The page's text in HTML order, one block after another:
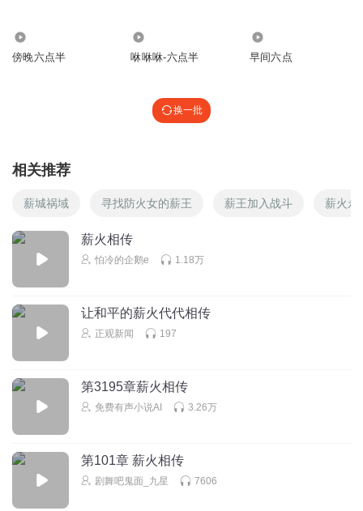
傍晚六点半 咻咻咻-六点半 早间六点
换一批
相关推荐
薪城祸域 寻找防火女的薪王 薪王加入战斗 薪火永
薪火相传
怕冷的企鹅e 1.18万
让和平的薪火代代相传
正观新闻 197
第3195章薪火相传
免费有声小说AI 3.26万
第101章 薪火相传
剧舞吧鬼面_九星 7606